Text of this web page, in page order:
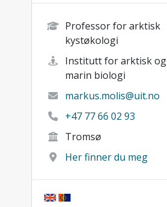
Professor for arktisk
kystøkologi
Institutt for arktisk og
marin biologi
markus.molis@uit.no
+47 77 66 02 93
Tromsø
Her finner du meg